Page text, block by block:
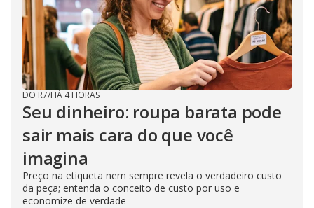
DO R7/HÁ 4 HORAS
Seu dinheiro: roupa barata pode
sair mais cara do que você
imagina
Preço na etiqueta nem sempre revela o verdadeiro custo
da peça; entenda o conceito de custo por uso e
economize de verdade